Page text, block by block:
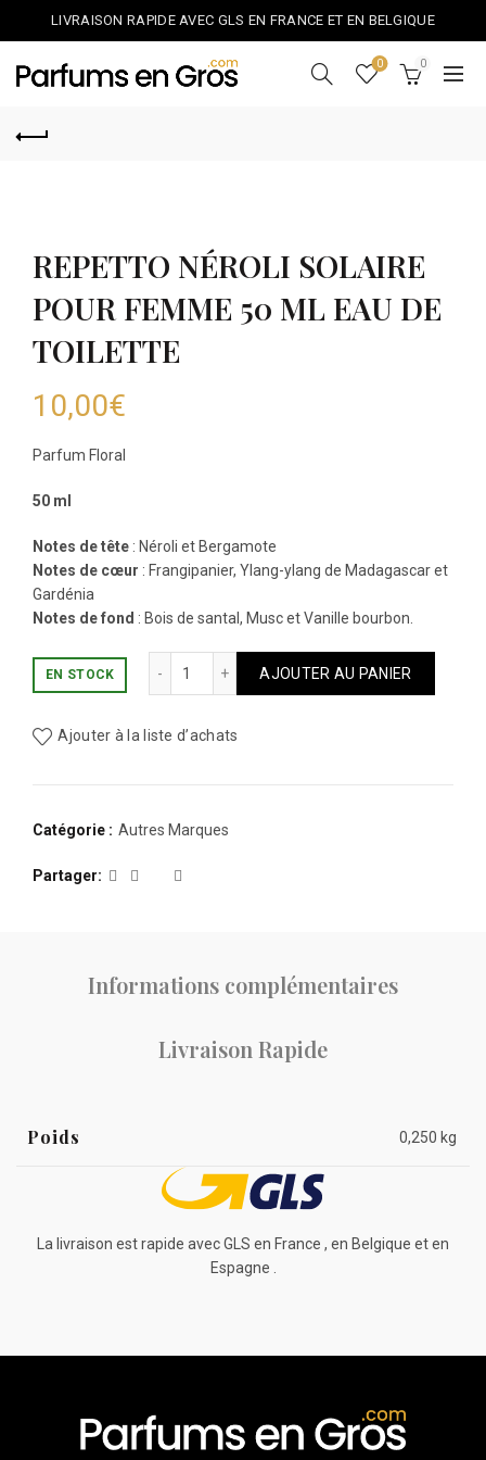
LIVRAISON RAPIDE AVEC GLS EN FRANCE ET EN BELGIQUE
0 0
REPETTO NÉROLI SOLAIRE
POUR FEMME 50 ML EAU DE
TOILETTE
10,00€
Parfum Floral
50 ml
Notes de tête : Néroli et Bergamote
Notes de cœur : Frangipanier, Ylang-ylang de Madagascar et
Gardénia
Notes de fond : Bois de santal, Musc et Vanille bourbon.
EN STOCK AJOUTER AU PANIER
Ajouter à la liste d’achats
Catégorie : Autres Marques
Partager
Informations complémentaires
Livraison Rapide
Poids 0,250 kg
La livraison est rapide avec GLS en France , en Belgique et en
Espagne .